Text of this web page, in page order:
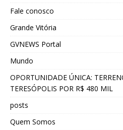
Fale conosco
Grande Vitória
GVNEWS Portal
Mundo
OPORTUNIDADE ÚNICA:
TERESÓPOLIS POR R$ 480 MIL
posts
Quem Somos